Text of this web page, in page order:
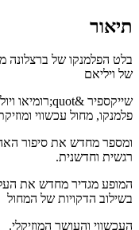
הפלמנקו של ברצלונה
ויליאם
מחול עכשווי ומוזיקת
מחדש את סיפור
וחדשנית.
מגדיר מחדש את
הדקויות של המחול
והעושר המוזיקלי.